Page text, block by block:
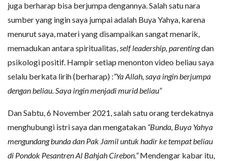
juga berharap bisa berjumpa dengannya. Salah satu nara
sumber yang ingin saya jumpai adalah Buya Yahya, karena
menurut saya, materi yang disampaikan sangat menarik,
memadukan antara spiritualitas,self leadership, parentingdan
psikologi positif. Hampir setiap menonton video beliau saya
selalu berkata lirih (berharap) :”Ya Allah, saya ingin berjumpa
dengan beliau. Saya ingin menjadi murid beliau”
Dan Sabtu, 6 November 2021, salah satu orang terdekatnya
menghubungi istri saya dan mengatakan “Bunda, Buya Yahya
mengundang bunda dan Pak Jamil untuk hadir ke tempat beliau
di Pondok Pesantren Al Bahjah Cirebon.”Mendengar kabar itu,